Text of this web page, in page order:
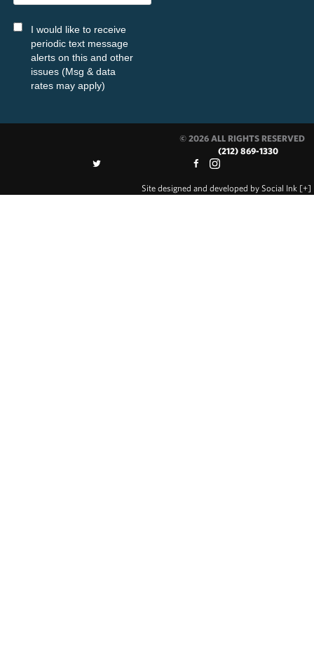
I would like to receive
periodic text message
alerts on this and other
issues (Msg & data
rates may apply)
© 2026 ALL RIGHTS RESERVED
(212) 869-1330
Site designed and developed by Social Ink [+]